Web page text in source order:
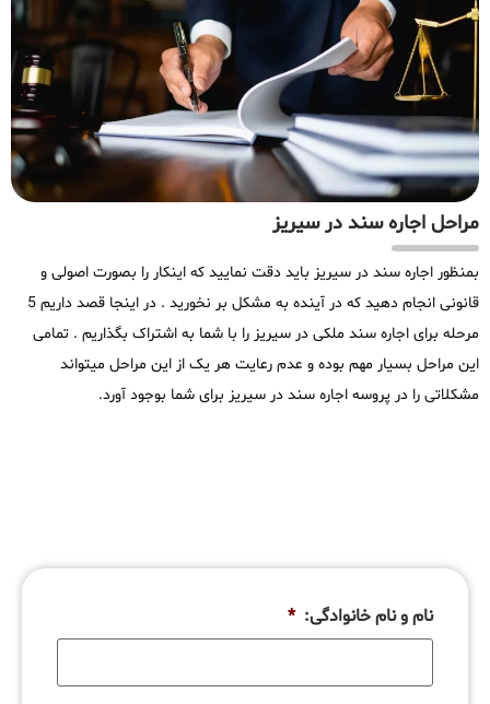
مراحل اجاره سند در سیریز
بمنظور اجاره سند در سیریز باید دقت نمایید که اینکار را بصورت اصولی و
قانونی انجام دهید که در آینده به مشکل بر نخورید . در اینجا قصد داریم 5
مرحله برای اجاره سند ملکی در سیریز را با شما به اشتراک بگذاریم . تمامی
این مراحل بسیار مهم بوده و عدم رعایت هر یک از این مراحل میتواند
مشکلاتی را در پروسه اجاره سند در سیریز برای شما بوجود آورد.
نام و نام خانوادگی: *